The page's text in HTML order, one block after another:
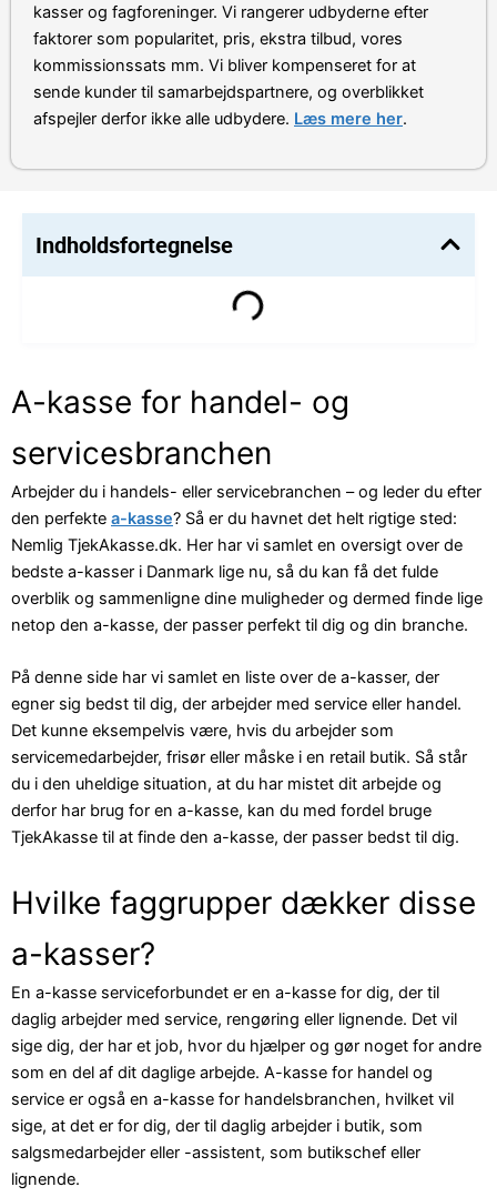
kasser og fagforeninger. Vi rangerer udbyderne efter
faktorer som popularitet, pris, ekstra tilbud, vores
kommissionssats mm. Vi bliver kompenseret for at
sende kunder til samarbejdspartnere, og overblikket
afspejler derfor ikke alle udbydere. Læs mere her.
Indholdsfortegnelse
A-kasse for handel- og
servicesbranchen
Arbejder du i handels- eller servicebranchen – og leder du efter
den perfekte a-kasse? Så er du havnet det helt rigtige sted:
Nemlig TjekAkasse.dk. Her har vi samlet en oversigt over de
bedste a-kasser i Danmark lige nu, så du kan få det fulde
overblik og sammenligne dine muligheder og dermed finde lige
netop den a-kasse, der passer perfekt til dig og din branche.
På denne side har vi samlet en liste over de a-kasser, der
egner sig bedst til dig, der arbejder med service eller handel.
Det kunne eksempelvis være, hvis du arbejder som
servicemedarbejder, frisør eller måske i en retail butik. Så står
du i den uheldige situation, at du har mistet dit arbejde og
derfor har brug for en a-kasse, kan du med fordel bruge
TjekAkasse til at finde den a-kasse, der passer bedst til dig.
Hvilke faggrupper dækker disse
a-kasser?
En a-kasse serviceforbundet er en a-kasse for dig, der til
daglig arbejder med service, rengøring eller lignende. Det vil
sige dig, der har et job, hvor du hjælper og gør noget for andre
som en del af dit daglige arbejde. A-kasse for handel og
service er også en a-kasse for handelsbranchen, hvilket vil
sige, at det er for dig, der til daglig arbejder i butik, som
salgsmedarbejder eller -assistent, som butikschef eller
lignende.